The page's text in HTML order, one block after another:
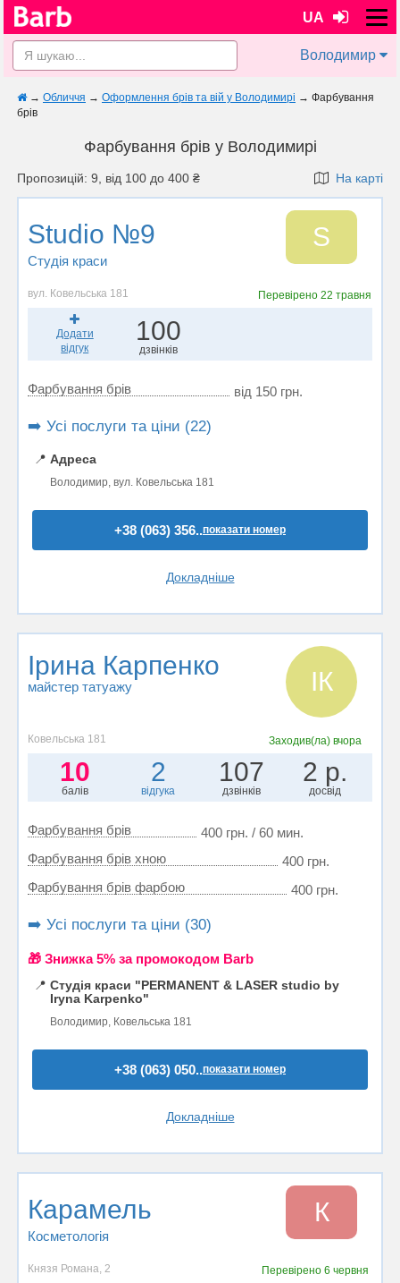
UA
Володимир
→ Обличчя → Оформлення брів та вій у Володимирі → Фарбування
брів
Фарбування брів у Володимирі
Пропозицій: 9, від 100 до 400 ₴ На карті
Studio №9
Студія краси
S
вул. Ковельська 181 Перевірено22 травня
Додати
відгук
100
дзвінків
Фарбування брів від 150 грн.
➡️ Усі послуги та ціни (22)
📍 Адреса
Володимир, вул. Ковельська 181
+38 (063) 356..показати номер
Докладніше
Ірина Карпенко
майстер татуажу ІК
Ковельська 181 Заходив(ла) вчора
10
балів
2
відгука
107
дзвінків
2 р.
досвід
Фарбування брів
400 грн. / 60 мин.
Фарбування брів хною
400 грн.
Фарбування брів фарбою
400 грн.
➡️ Усі послуги та ціни (30)
🎁 Знижка 5% за промокодом Barb
📍 Студія краси "PERMANENT & LASER studio by
Iryna Karpenko"
Володимир, Ковельська 181
+38 (063) 050..показати номер
Докладніше
Карамель
Косметологія
К
Князя Романа, 2 Перевірено 6 червня